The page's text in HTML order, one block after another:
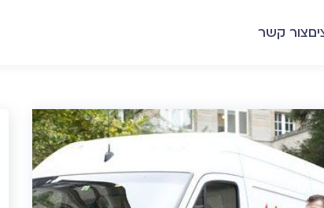
צור קשר